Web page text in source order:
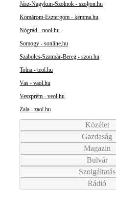
Jász-Nagykun-Szolnok - szoljon.hu
Komárom-Esztergom - kemma.hu
Nógrád - nool.hu
Somogy - sonline.hu
Szabolcs-Szatmár-Bereg - szon.hu
Tolna - teol.hu
Vas - vaol.hu
Veszprém - veol.hu
Zala - zaol.hu
Közélet
Gazdaság
Magazin
Bulvár
Szolgáltatás
Rádió